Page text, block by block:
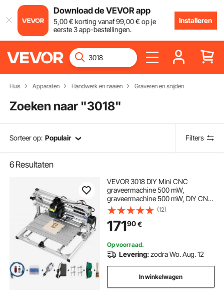
Download de VEVOR app
5,00€ korting vanaf99,00€ op je
eerste 3 app-bestellingen.
Installeren
Huis Apparaten Handwerk en naaien Graveren en snijden
Zoeken naar "3018"
Sorteer op: Populair Filters
6 Resultaten
VEVOR 3018 DIY Mini CNC
graveermachine 500 mW,
graveermachine 500 mW, DIY CNC
machine kit 3018 met 500 mW
GRBL-besturing, graveermachine,
3-assige freesmachine voor hout,
PVB, PCB enz.
(12)
17190€
Op voorraad.
Levering:zodra Wo. Aug. 12
In winkelwagen